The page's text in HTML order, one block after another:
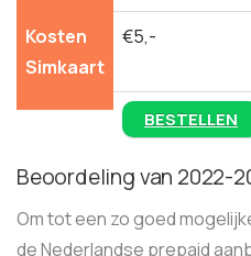
Kosten
Simkaart
€5,-
BESTELLEN
Beoordeling van 2022-
Om tot een zo goed
de Nederlandse prepaid